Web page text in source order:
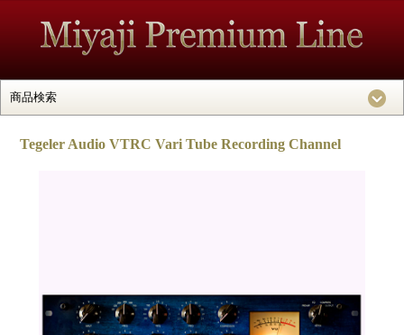
Tegeler Audio VTRC Vari Tube Recording Channel